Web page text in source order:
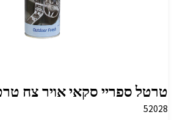
טרטל ספריי סקאי אויר צח
52028